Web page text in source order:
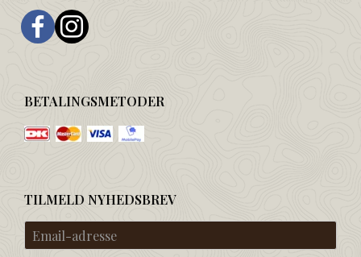
BETALINGSMETODER
TILMELD NYHEDSBREV
Email-
adresse